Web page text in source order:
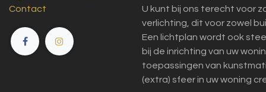
Contact
U kunt bij ons terecht voor
verlichting, dit voor zowel
Een lichtplan wordt ook
bij de inrichting van uw
toepassingen van
(extra) sfeer in uw woning